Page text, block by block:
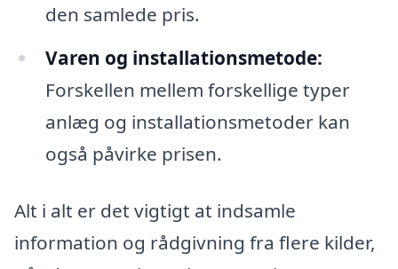
den samlede pris.
Varen og installationsmetode:
Forskellen mellem forskellige typer
anlæg og installationsmetoder kan
også påvirke prisen.
Alt i alt er det vigtigt at indsamle
information og rådgivning fra flere kilder,